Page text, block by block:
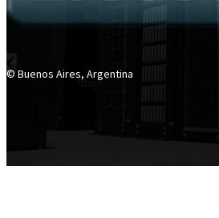
© Buenos Aires, Argentina